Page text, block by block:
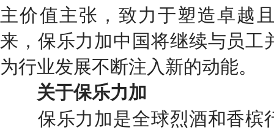
主价值主张，致力于塑造卓越
来，保乐力加中国将继续与员工
为行业发展不断注入新的动能。
关于保乐力加
保乐力加是全球烈酒和香槟